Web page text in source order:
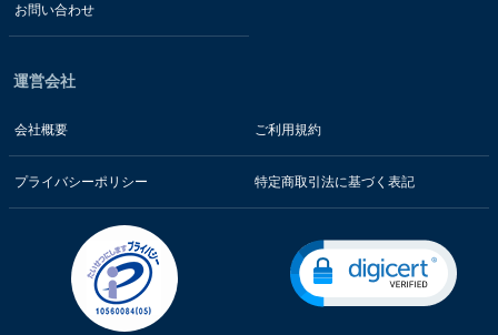
お問い合わせ
運営会社
会社概要 ご利用規約
プライバシーポリシー 特定商取引法に基づく表記